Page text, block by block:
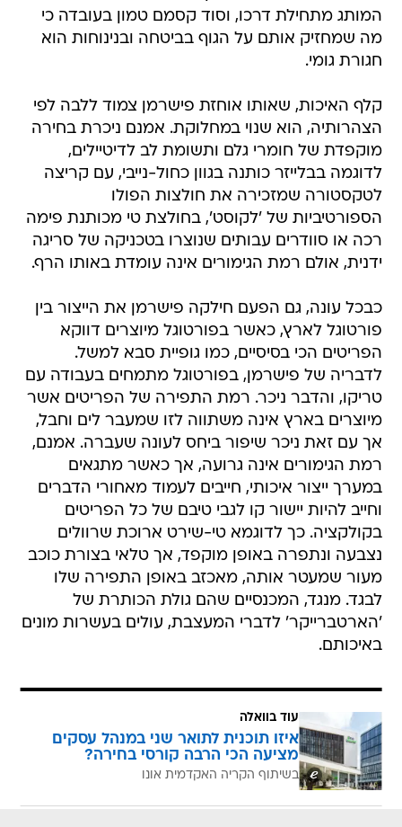
המותג מתחילת דרכו, וסוד קסמם טמון בעובדה כי
מה שמחזיק אותם על הגוף בביטחה ובנינוחות הוא
חגורת גומי.
קלף האיכות, שאותו אוחזת פישרמן צמוד ללבה לפי
הצהרותיה, הוא שנוי במחלוקת. אמנם ניכרת בחירה
מוקפדת של חומרי גלם ותשומת לב לדיטיילים,
לדוגמה בבלייזר כותנה בגוון כחול-נייבי, עם קריצה
לטקסטורה שמזכירה את חולצות הפולו
הספורטיביות של 'לקוסט', בחולצת טי מכותנת פימה
רכה או סוודרים עבותים שנוצרו בטכניקה של סריגה
ידנית, אולם רמת הגימורים אינה עומדת באותו הרף.
כבכל עונה, גם הפעם חילקה פישרמן את הייצור בין
פורטוגל לארץ, כאשר בפורטוגל מיוצרים דווקא
הפריטים הכי בסיסיים, כמו גופיית סבא למשל.
לדבריה של פישרמן, בפורטוגל מתמחים בעבודה עם
טריקו, והדבר ניכר. רמת התפירה של הפריטים אשר
מיוצרים בארץ אינה משתווה לזו שמעבר לים וחבל,
אך עם זאת ניכר שיפור ביחס לעונה שעברה. אמנם,
רמת הגימורים אינה גרועה, אך כאשר מתגאים
במערך ייצור איכותי, חייבים לעמוד מאחורי הדברים
וחייב להיות יישור קו לגבי טיבם של כל הפריטים
בקולקציה. כך לדוגמא טי-שירט ארוכת שרוולים
נצבעה ונתפרה באופן מוקפד, אך טלאי בצורת כוכב
מעור שמעטר אותה, מאכזב באופן התפירה שלו
לבגד. מנגד, המכנסיים שהם גולת הכותרת של
'הארטברייקר' לדברי המעצבת, עולים בעשרות מונים
באיכותם.
עוד בוואלה
איזו תוכנית לתואר שני במנהל עסקים
מציעה הכי הרבה קורסי בחירה?
בשיתוף הקריה האקדמית אונו